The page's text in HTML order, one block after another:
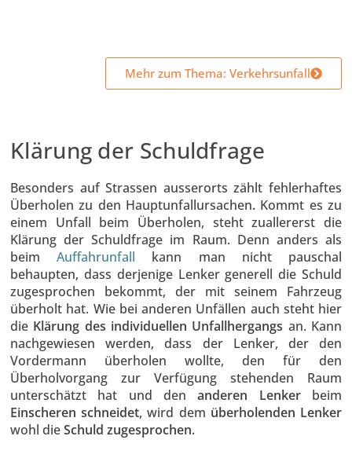
Mehr zum Thema: Verkehrsunfall
Klärung der Schuldfrage
Besonders auf Strassen ausserorts zählt fehlerhaftes
Überholen zu den Hauptunfallursachen. Kommt es zu
einem Unfall beim Überholen, steht zuallererst die
Klärung der Schuldfrage im Raum. Denn anders als
beimAuffahrunfall kann man nicht pauschal
behaupten, dass derjenige Lenker generell die Schuld
zugesprochen bekommt, der mit seinem Fahrzeug
überholt hat. Wie bei anderen Unfällen auch steht hier
die Klärung des individuellen Unfallhergangs an. Kann
nachgewiesen werden, dass der Lenker, der den
Vordermann überholen wollte, den für den
Überholvorgang zur Verfügung stehenden Raum
unterschätzt hat und den anderen Lenkerbeim
Einscheren schneidet, wird dem überholenden Lenker
wohl dieSchuld zugesprochen.